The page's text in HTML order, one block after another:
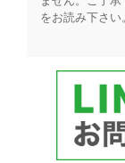
をお読み下さい